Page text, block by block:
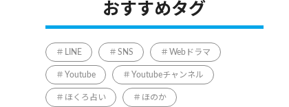
おすすめタグ
LINE SNS Webドラマ
Youtube Youtubeチャンネル
ほくろ占い ほのか